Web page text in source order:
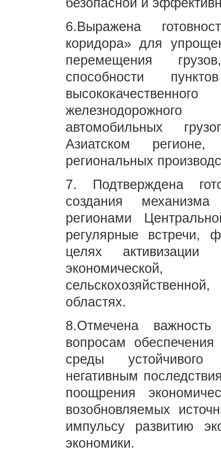
безопасной и
6.Выражена
коридора» для
перемещения
способности
автомобильных
Азиатском регионе,
региональных
7. Подтверждена
создания
регионами
регулярные встречи,
целях активизации
областях.
8.Отмечена
вопросам
среды устойчивого
негативным
поощрения
возобновляемых
импульсу развитию
экономики.